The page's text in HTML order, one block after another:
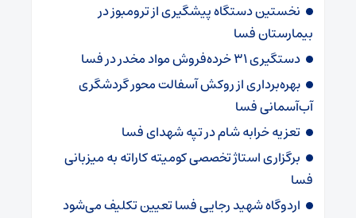
نخستین دستگاه پیشگیری از ترومبوز در
بیمارستان فسا
دستگیری ۳۱ خرده‌فروش مواد مخدر در فسا
بهره‌برداری از روکش آسفالت محور گردشگری
آب‌آسمانی فسا
تعزیه خرابه شام در تپه شهدای فسا
برگزاری استاژ تخصصی کومیته کاراته به میزبانی
فسا
اردوگاه شهید رجایی فسا تعیین تکلیف می‌شود